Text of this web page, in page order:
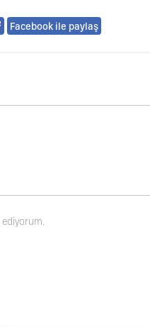
Facebook ile paylaş